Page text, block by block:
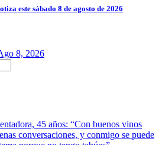
este sábado 8 de agosto de 2026
8, 2026
45 años: “Con buenos vinos
conversaciones, y conmigo se puede